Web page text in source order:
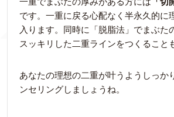
です。一重に戻る心配なく半永久的に
入ります。同時に「脱脂法」でまぶた
スッキリした二重ラインをつくること
あなたの理想の二重が叶うようしっか
ンセリングしましょうね。